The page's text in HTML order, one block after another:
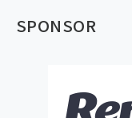
SPONSOR